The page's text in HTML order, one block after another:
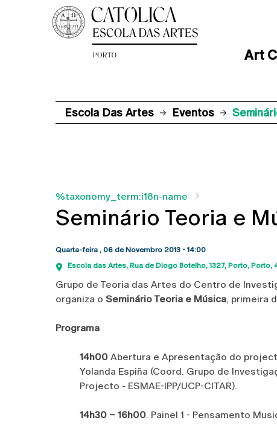
Art
Escola Das Artes Eventos
%taxonomy_term:i18n-name
Seminário Teoria e
Quarta-feira , 06 de Novembro 2013 - 14:00
Escola das Artes Rua de Diogo Botelho, 1327 Porto Porto
Grupo de Teoria das Artes do Centro de
organiza o Seminário Teoria e Música, primeira
Programa
14h00 Abertura e Apresentação do
Yolanda Espiña (Coord. Grupo de
Projecto - ESMAE-IPP/UCP-CITAR).
14h30 – 16h00. Painel 1 - Pensamento